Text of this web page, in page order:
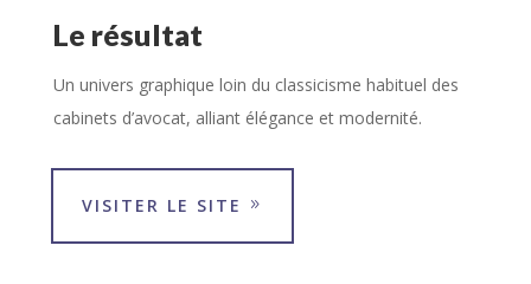
Le résultat
Un univers graphique loin du classicisme habituel des
cabinets d’avocat, alliant élégance et modernité.
VISITER LE SITE